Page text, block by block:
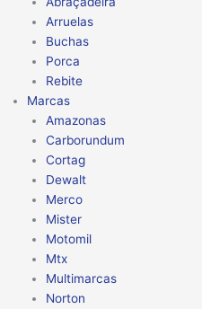
Arruelas
Buchas
Porca
Rebite
Marcas
Amazonas
Carborundum
Cortag
Dewalt
Merco
Mister
Motomil
Mtx
Multimarcas
Norton